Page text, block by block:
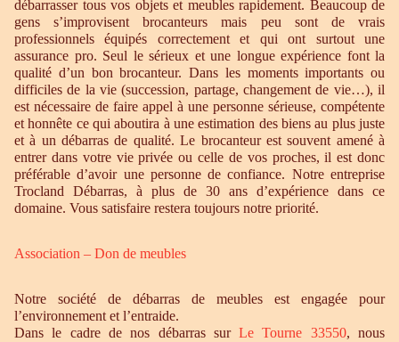
débarrasser tous vos objets et meubles rapidement. Beaucoup de
gens s’improvisent brocanteurs mais peu sont de vrais
professionnels équipés correctement et qui ont surtout une
assurance pro. Seul le sérieux et une longue expérience font la
qualité d’un bon brocanteur. Dans les moments importants ou
difficiles de la vie (succession, partage, changement de vie…), il
est nécessaire de faire appel à une personne sérieuse, compétente
et honnête ce qui aboutira à une estimation des biens au plus juste
et à un débarras de qualité. Le brocanteur est souvent amené à
entrer dans votre vie privée ou celle de vos proches, il est donc
préférable d’avoir une personne de confiance. Notre entreprise
Trocland Débarras, à plus de 30 ans d’expérience dans ce
domaine. Vous satisfaire restera toujours notre priorité.
Association – Don de meubles
Notre société de débarras de meubles est engagée pour
l’environnement et l’entraide.
Dans le cadre de nos débarras surLe Tourne 33550, nous